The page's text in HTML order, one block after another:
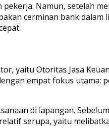
Namun, setelah
cerminan bank dalam
yaitu Otoritas Jasa
empat fokus utama:
di lapangan.
serupa, yaitu